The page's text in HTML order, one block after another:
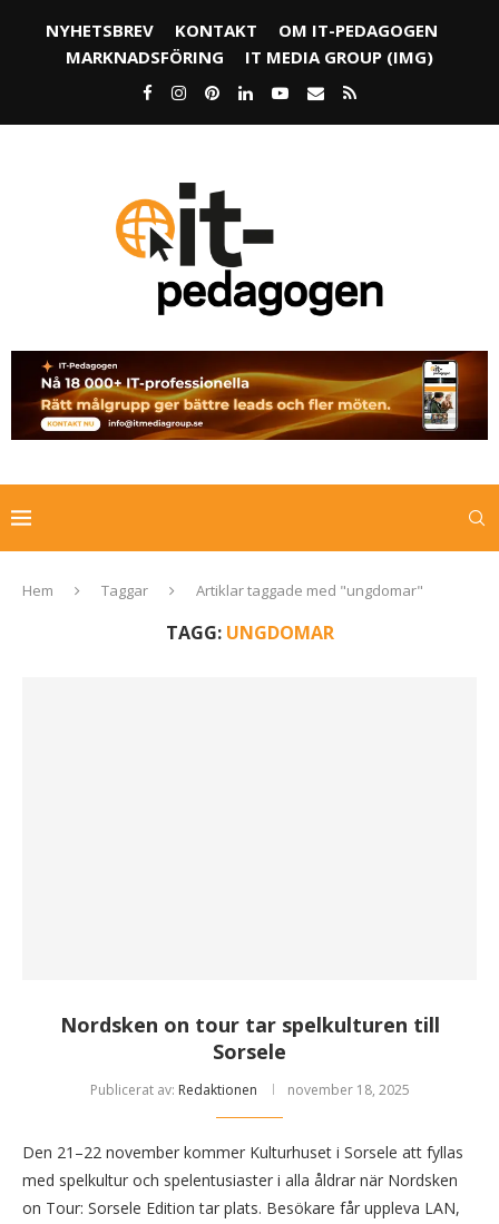
NYHETSBREV KONTAKT
OM IT-PEDAGOGEN
MARKNADSFÖRING
IT MEDIA GROUP (IMG)
Hem Taggar Artiklar taggade med "ungdomar"
TAGG: UNGDOMAR
Nordsken on tour tar spelkulturen till
Sorsele
Publicerat av: Redaktionen november 18, 2025
Den 21–22 november kommer Kulturhuset i Sorsele att fyllas
med spelkultur och spelentusiaster i alla åldrar när Nordsken
on Tour: Sorsele Edition tar plats. Besökare får uppleva LAN,